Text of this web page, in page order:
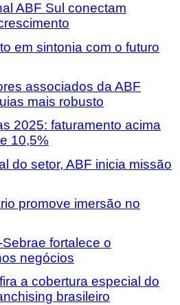
ABF Sul conectam
em sintonia com o futuro
associados da ABF
mais robusto
2025: faturamento acima
10,5%
do setor, ABF inicia missão
promove imersão no
fortalece o
negócios
a cobertura especial do
brasileiro